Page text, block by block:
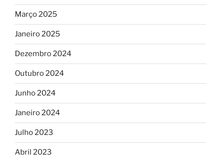
Março 2025
Janeiro 2025
Dezembro 2024
Outubro 2024
Junho 2024
Janeiro 2024
Julho 2023
Abril 2023